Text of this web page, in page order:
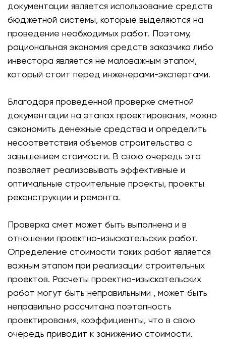
документации является использование средств
бюджетной системы, которые выделяются на
проведение необходимых работ. Поэтому,
рациональная экономия средств заказчика либо
инвестора является не маловажным этапом,
который стоит перед инженерами-экспертами.
Благодаря проведенной проверке сметной
документации на этапах проектирования, можно
сэкономить денежные средства и определить
несоответствия объемов строительства с
завышением стоимости. В свою очередь это
позволяет реализовывать эффективные и
оптимальные строительные проекты, проекты
реконструкции и ремонта.
Проверка смет может быть выполнена и в
отношении проектно-изыскательских работ.
Определение стоимости таких работ является
важным этапом при реализации строительных
проектов. Расчеты проектно-изыскательских
работ могут быть неправильными , может быть
неправильно рассчитана поэтапность
проектирования, коэффициенты, что в свою
очередь приводит к занижению стоимости.